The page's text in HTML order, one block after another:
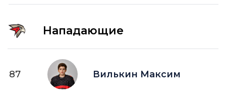
Нападающие
87 Вилькин Максим